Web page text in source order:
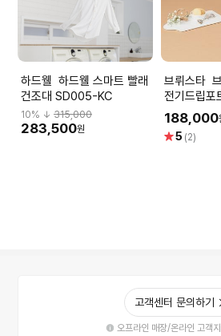
하드웰 하드웰 스마트 빨래
건조대 SD005-KC
10% ↓ 315,000
283,500원
브뤼스타 브뤼스타 아티산
전기드립
- 모던화이
188,000
별5 (2)
고객센터 문의하기
오프라인 매장/온라인 고객